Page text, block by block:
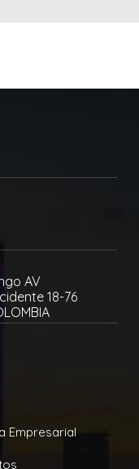
AV
18-76
Empresarial